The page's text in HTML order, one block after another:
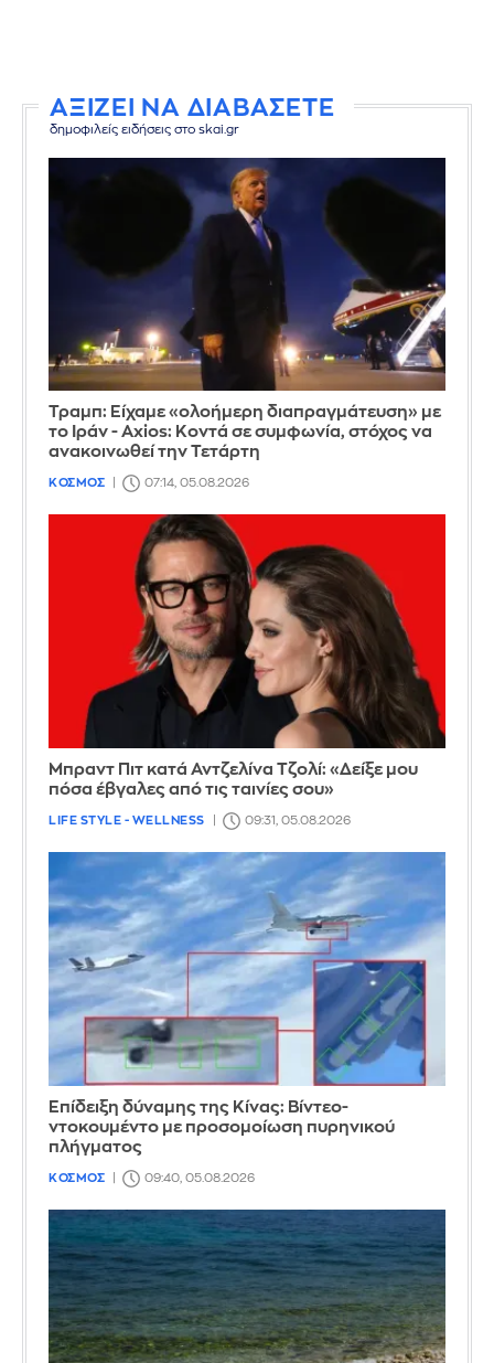
ΑΞΙΖΕΙ ΝΑ ΔΙΑΒΑΣΕΤΕ
δημοφιλείς ειδήσεις στο skai.gr
Τραμπ: Είχαμε «ολοήμερη διαπραγμάτευση» με
το Ιράν - Axios: Κοντά σε συμφωνία, στόχος να
ανακοινωθεί την Τετάρτη
ΚΟΣΜΟΣ 07:14, 05.08.2026
Μπραντ Πιτ κατά Αντζελίνα Τζολί: «Δείξε μου
πόσα έβγαλες από τις ταινίες σου»
LIFE STYLE - WELLNESS 09:31, 05.08.2026
Επίδειξη δύναμης της Κίνας: Βίντεο-
ντοκουμέντο με προσομοίωση πυρηνικού
πλήγματος
ΚΟΣΜΟΣ 09:40, 05.08.2026